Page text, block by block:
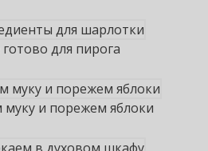
готово для пирога
и порежем яблоки